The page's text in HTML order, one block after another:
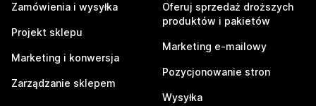
Zamówienia i wysyłka
Projekt sklepu
Marketing i konwersja
Zarządzanie sklepem
Oferuj sprzedaż droższych
produktów i pakietów
Marketing e-mailowy
Pozycjonowanie stron
Wysyłka